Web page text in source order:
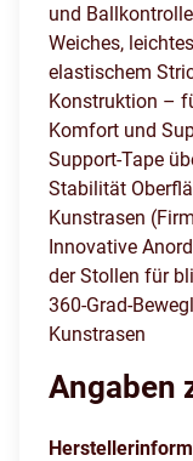
und
Weiches,
elastischem
Konstruktion –
Komfort und
Support-Tape
Stabilität
Kunstrasen
Innovative
der Stollen für
360-Grad-
Kunstrasen
Angaben